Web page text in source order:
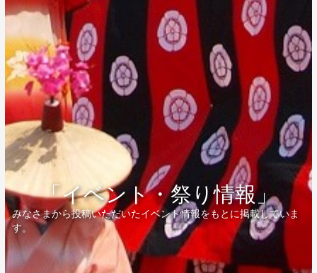
「イベント・祭り情報」
みなさまから投稿いただいたイベント情報をもとに掲載していま
す。